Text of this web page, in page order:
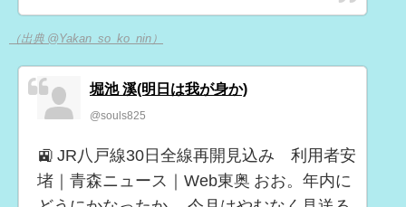
（出典 @Yakan_so_ko_nin）
堀池 溪(明日は我が身か)
@souls825
🚉 JR八戸線30日全線再開見込み 利用者安
堵｜青森ニュース｜Web東奥 おお。年内に